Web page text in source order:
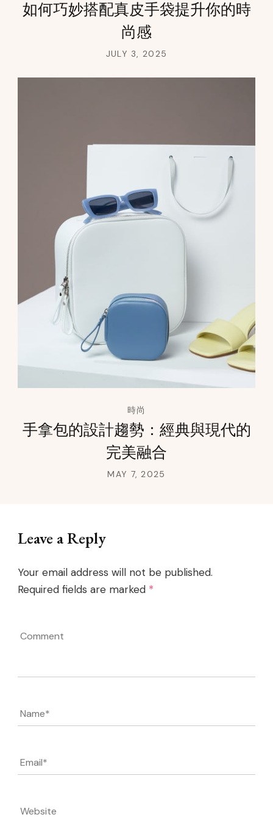
如何巧妙搭配真皮手袋提升你的時
尚感
JULY 3, 2025
時尚
手拿包的設計趨勢：經典與現代的
完美融合
MAY 7, 2025
Leave a Reply
Your email address will not be published.
Required fields are marked *
Name*
Email*
Website